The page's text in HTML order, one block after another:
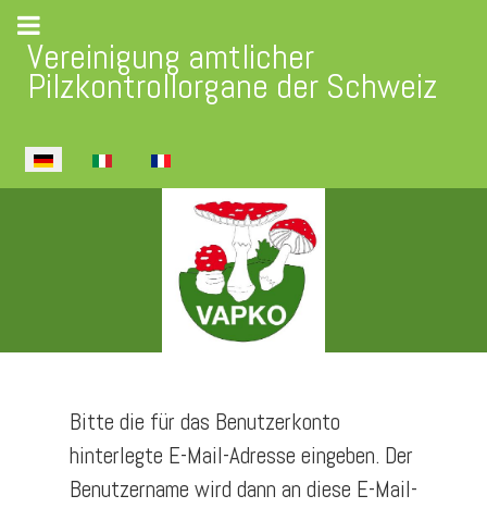
Vereinigung amtlicher
Pilzkontrollorgane der Schweiz
Sprache auswählen
Bitte die für das Benutzerkonto
hinterlegte E-Mail-Adresse eingeben. Der
Benutzername wird dann an diese E-Mail-